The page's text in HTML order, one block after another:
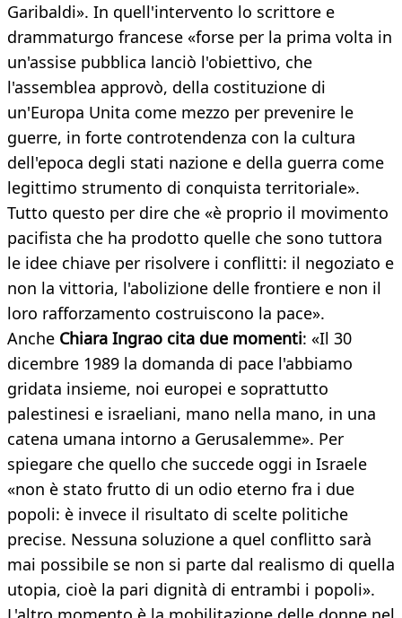
Garibaldi». In quell'intervento lo scrittore e
drammaturgo francese «forse per la prima volta in
un'assise pubblica lanciò l'obiettivo, che
l'assemblea approvò, della costituzione di
un'Europa Unita come mezzo per prevenire le
guerre, in forte controtendenza con la cultura
dell'epoca degli stati nazione e della guerra come
legittimo strumento di conquista territoriale».
Tutto questo per dire che «è proprio il movimento
pacifista che ha prodotto quelle che sono tuttora
le idee chiave per risolvere i conflitti: il negoziato e
non la vittoria, l'abolizione delle frontiere e non il
loro rafforzamento costruiscono la pace».
Anche Chiara Ingrao cita due momenti: «Il 30
dicembre 1989 la domanda di pace l'abbiamo
gridata insieme, noi europei e soprattutto
palestinesi e israeliani, mano nella mano, in una
catena umana intorno a Gerusalemme». Per
spiegare che quello che succede oggi in Israele
«non è stato frutto di un odio eterno fra i due
popoli: è invece il risultato di scelte politiche
precise. Nessuna soluzione a quel conflitto sarà
mai possibile se non si parte dal realismo di quella
utopia, cioè la pari dignità di entrambi i popoli».